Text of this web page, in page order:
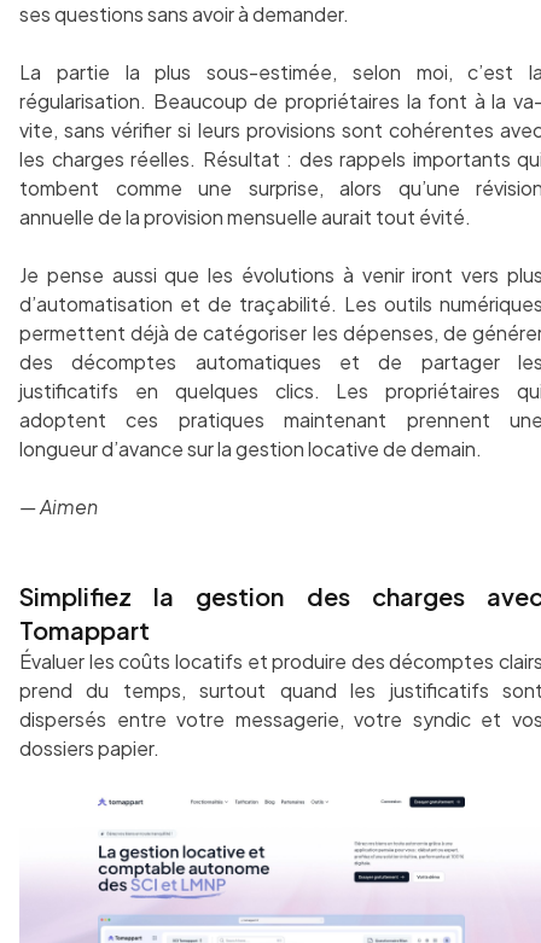
ses questions sans avoir à demander.
La partie la plus sous-estimée, selon moi, c’est
régularisation. Beaucoup de propriétaires la font à la
vite, sans vérifier si leurs provisions sont cohérentes
les charges réelles. Résultat : des rappels importants
tombent comme une surprise, alors qu’une
annuelle de la provision mensuelle aurait tout évité.
Je pense aussi que les évolutions à venir iront vers
d’automatisation et de traçabilité. Les outils
permettent déjà de catégoriser les dépenses, de
des décomptes automatiques et de partager
justificatifs en quelques clics. Les propriétaires
adoptent ces pratiques maintenant prennent
longueur d’avance sur la gestion locative de demain.
— Aimen
Simplifiez la gestion des charges
Tomappart
Évaluer les coûts locatifs et produire des décomptes
prend du temps, surtout quand les justificatifs
dispersés entre votre messagerie, votre syndic et
dossiers papier.